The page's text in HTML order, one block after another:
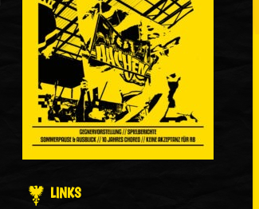
LINKS